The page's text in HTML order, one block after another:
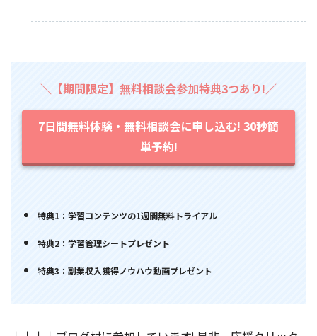
＼【期間限定】無料相談会参加特典3つあり!／
7日間無料体験・無料相談会に申し込む! 30秒簡
単予約!
特典1：学習コンテンツの1週間無料トライアル
特典2：学習管理シートプレゼント
特典3：副業収入獲得ノウハウ動画プレゼント